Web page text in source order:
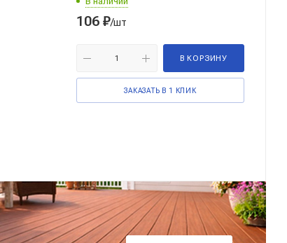
106 ₽/шт
В КОРЗИНУ
ЗАКАЗАТЬ В 1 КЛИК